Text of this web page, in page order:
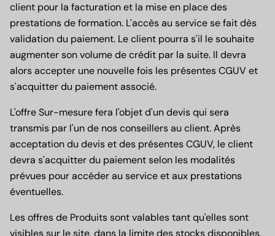
client pour la facturation et la mise en place des
prestations de formation. L'accès au service se fait dès
validation du paiement. Le client pourra s'il le souhaite
augmenter son volume de crédit par la suite. Il devra
alors accepter une nouvelle fois les présentes CGUV et
s'acquitter du paiement associé.
L'offre Sur-mesure fera l'objet d'un devis qui sera
transmis par l'un de nos conseillers au client. Après
acceptation du devis et des présentes CGUV, le client
devra s'acquitter du paiement selon les modalités
prévues pour accéder au service et aux prestations
éventuelles.
Les offres de Produits sont valables tant qu'elles sont
visibles sur le site, dans la limite des stocks disponibles.